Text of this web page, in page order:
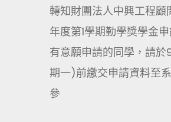
轉知財團法人中興工程顧
年度第1學期勤學獎學金
有意願申請的同學，請
期一)前繳交申請資料至
參